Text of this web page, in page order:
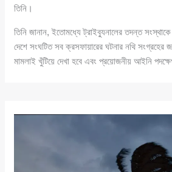
তিনি।
তিনি জানান, ইতোমধ্যে ট্রাইব্যুনালের তদন্ত সংস্থাকে
দেশে সংঘটিত সব ক্রসফায়ারের ঘটনার নথি সংগ্রহের
মামলাই খুঁটিয়ে দেখা হবে এবং প্রয়োজনীয় আইনি